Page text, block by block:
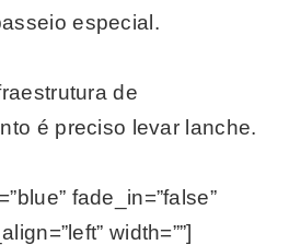
especial.
de
é preciso levar lanche.
fade_in=”false”
width=””]